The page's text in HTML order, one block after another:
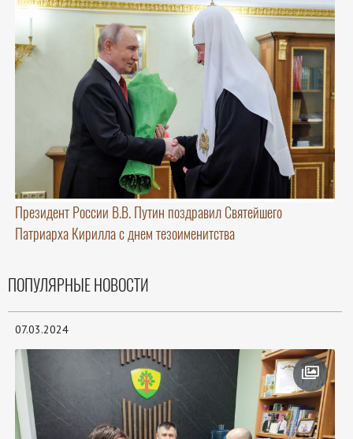
Президент России В.В. Путин поздравил Святейшего
Патриарха Кирилла с днем тезоименитства
ПОПУЛЯРНЫЕ НОВОСТИ
07.03.2024